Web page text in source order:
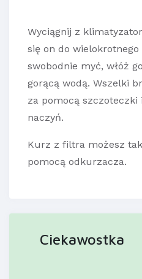
Wyciągnij z
się on do
swobodnie myć, włóż
gorącą wodą. Wszelki
za pomocą szczoteczki
naczyń.
Kurz z filtra możesz
pomocą odkurzacza.
Ciekawostka